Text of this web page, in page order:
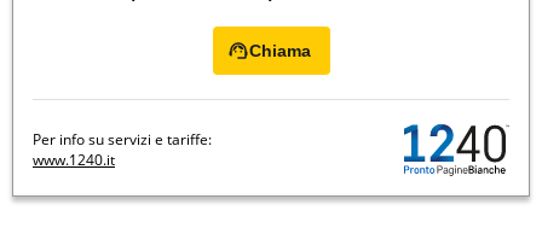
Chiama
Per info su servizi e tariffe:
www.1240.it